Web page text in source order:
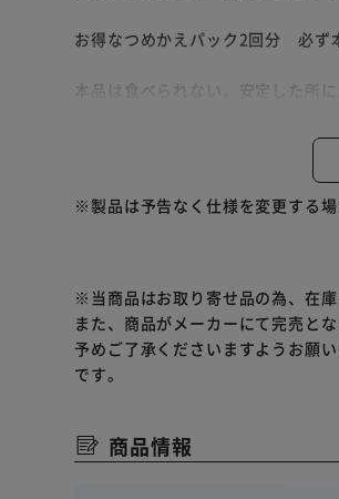
お得なつめかえパック2回分 必ず
本品は食べられない。安定した所
電化製品の上などでは、熱くなる
壁や家具などのすぐ近くで使用し
使用上の注意：用途以外に使用し
気注意。使用期間中、本説明書き
応急処置：もし、香料が誤って口
万一、香料が皮膚についたり、目
*1 使用状況による。*2 タイル等
※製品は予告なく仕様を変更する
※当商品はお取り寄せ品の為、在
また、商品がメーカーにて完売と
予めご了承くださいますようお願い
です。
商品情報